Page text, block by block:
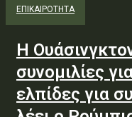
ΕΠΙΚΑΙΡΟΤΗΤΑ
Η
συνομιλίες
ελπίδες για